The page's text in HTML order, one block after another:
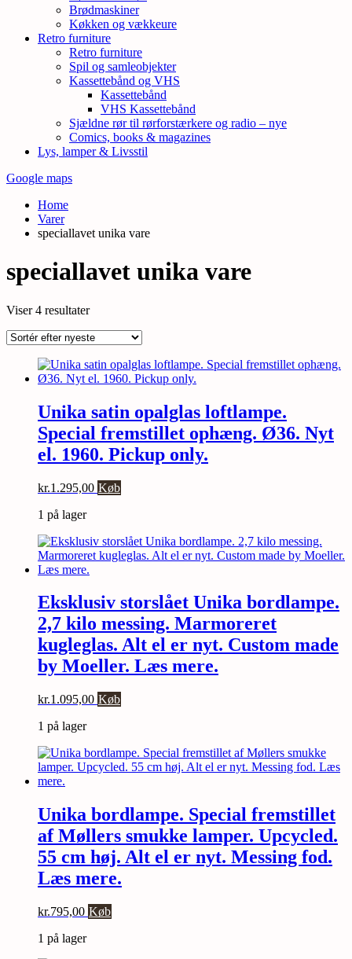
Brødmaskiner
Køkken og vækkeure
Retro furniture
Retro furniture
Spil og samleobjekter
Kassettebånd og VHS
Kassettebånd
VHS Kassettebånd
Sjældne rør til rørforstærkere og radio – nye
Comics, books & magazines
Lys, lamper & Livsstil
Google maps
Home
Varer
speciallavet unika vare
speciallavet unika vare
Viser 4 resultaterSorteret
seneste
Unika satin opalglas loftlampe.
Special fremstillet ophæng. Ø36. Nyt
el. 1960. Pickup only.
kr.1.295,00 Køb
1 på lager
Eksklusiv storslået Unika bordlampe.
2,7 kilo messing. Marmoreret
kugleglas. Alt el er nyt. Custom made
by Moeller. Læs mere.
kr.1.095,00 Køb
1 på lager
Unika bordlampe. Special fremstillet
af Møllers smukke lamper. Upcycled.
55 cm høj. Alt el er nyt. Messing fod.
Læs mere.
kr.795,00 Køb
1 på lager